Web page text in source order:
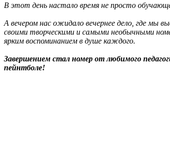
В этот день настало время не просто
А вечером нас ожидало вечернее дело, где мы
своими творческими и самыми необычными
ярким воспоминанием в душе каждого.
Завершением стал номер от любимого
пейнтболе!